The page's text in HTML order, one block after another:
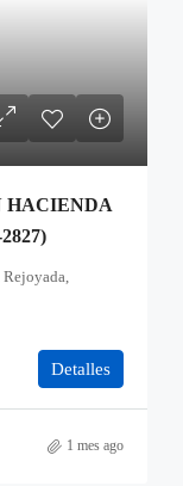
HACIENDA
Detalles
1 mes ago